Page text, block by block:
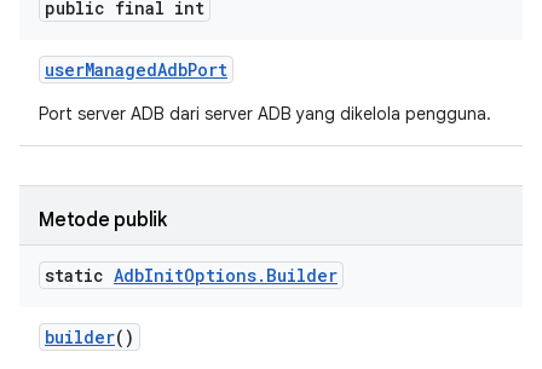
public final int
userManagedAdbPort
Port server ADB dari server ADB yang dikelola pengguna.
Metode publik
static AdbInitOptions. Builder
builder()